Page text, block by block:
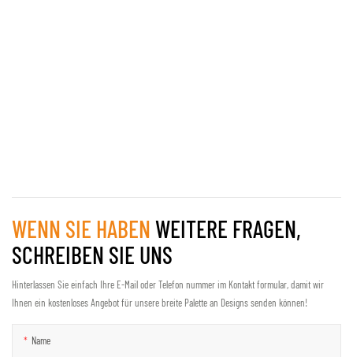
WENN SIE HABENWEITERE FRAGEN,
SCHREIBEN SIE UNS
Hinterlassen Sie einfach Ihre E-Mail oder Telefon nummer im Kontakt formular, damit wir
Ihnen ein kostenloses Angebot für unsere breite Palette an Designs senden können!
Name